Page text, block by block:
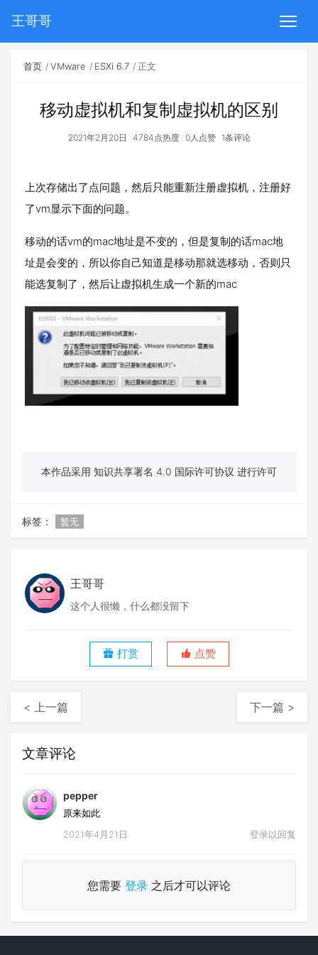
王哥哥
首页 VMware ESXi 6.7 正文
移动虚拟机和复制虚拟机的区别
2021年2月20日 4784点热度 0人点赞 1条评论
上次存储出了点问题，然后只能重新注册虚拟机，注册好
了vm显示下面的问题。
移动的话vm的mac地址是不变的，但是复制的话mac地
址是会变的，所以你自己知道是移动那就选移动，否则只
能选复制了，然后让虚拟机生成一个新的mac
本作品采用 知识共享署名 4.0 国际许可协议 进行许可
标签： 暂无
王哥哥
这个人很懒，什么都没留下
打赏 点赞
< 上一篇 下一篇 >
文章评论
pepper
原来如此
2021年4月21日 登录以回复
您需要 登录 之后才可以评论